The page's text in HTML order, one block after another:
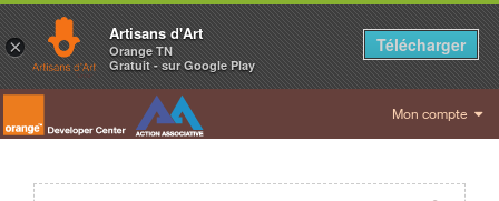
Mon compte
×
Artisans d'Art
Orange TN
Gratuit - sur Google Play
Télécharger